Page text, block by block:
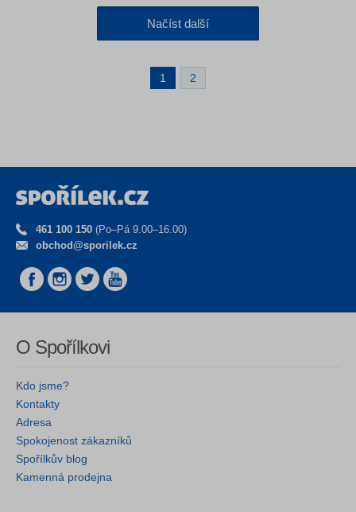
Načíst další
1 2
461 100 150 (Po–Pá 9.00–16.00)
obchod@sporilek.cz
O Spořílkovi
Kdo jsme?
Kontakty
Adresa
Spokojenost zákazníků
Spořílkův blog
Kamenná prodejna